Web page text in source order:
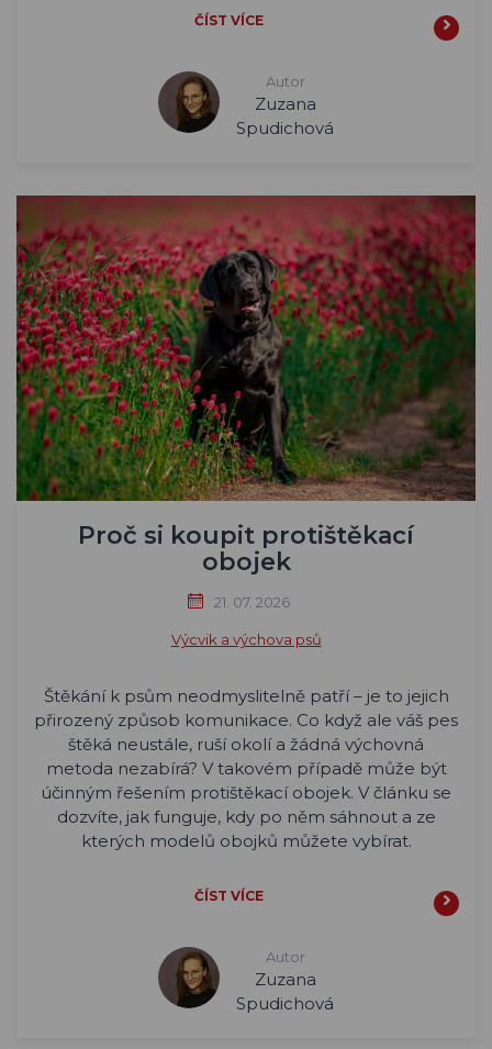
ČÍST VÍCE
Autor
Zuzana
Spudichová
Proč si koupit protištěkací
obojek
21. 07. 2026
Výcvik a výchova psů
Štěkání k psům neodmyslitelně patří – je to jejich
přirozený způsob komunikace. Co když ale váš pes
štěká neustále, ruší okolí a žádná výchovná
metoda nezabírá? V takovém případě může být
účinným řešením protištěkací obojek. V článku se
dozvíte, jak funguje, kdy po něm sáhnout a ze
kterých modelů obojků můžete vybírat.
ČÍST VÍCE
Autor
Zuzana
Spudichová